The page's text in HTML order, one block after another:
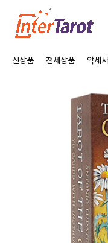
신상품 전체상품 악세